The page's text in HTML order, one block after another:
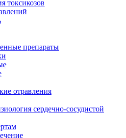
токсикозов
препараты
отравления
сердечно-сосудистой